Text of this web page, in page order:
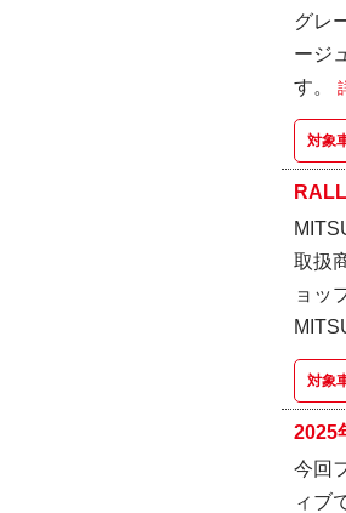
グレ
ージ
す。
対象
取扱
ョッ
対象
2025
今回
ィブ